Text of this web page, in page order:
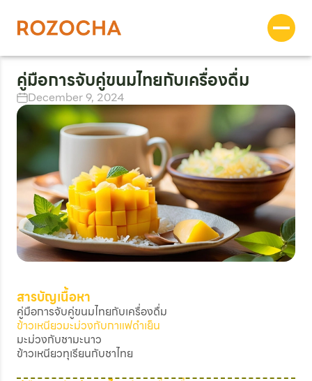
คู่มือการจับคู่ขนมไทยกับเครื่องดื่ม
December 9, 2024
สารบัญเนื้อหา
คู่มือการจับคู่ขนมไทยกับเครื่องดื่ม
ข้าวเหนียวมะม่วงกับกาแฟดำเย็น
มะม่วงกับชามะนาว
ข้าวเหนียวทุเรียนกับชาไทย